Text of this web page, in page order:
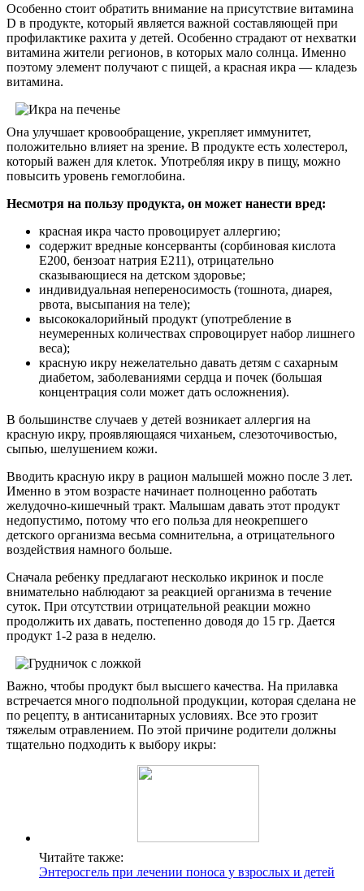
Особенно стоит обратить внимание на присутствие витамина
D в продукте, который является важной составляющей при
профилактике рахита у детей. Особенно страдают от нехватки
витамина жители регионов, в которых мало солнца. Именно
поэтому элемент получают с пищей, а красная икра — кладезь
витамина.
Она улучшает кровообращение, укрепляет иммунитет,
положительно влияет на зрение. В продукте есть холестерол,
который важен для клеток. Употребляя икру в пищу, можно
повысить уровень гемоглобина.
Несмотря на пользу продукта, он может нанести вред:
красная икра часто провоцирует аллергию;
содержит вредные консерванты (сорбиновая кислота
Е200, бензоат натрия Е211), отрицательно
сказывающиеся на детском здоровье;
индивидуальная непереносимость (тошнота, диарея,
рвота, высыпания на теле);
высококалорийный продукт (употребление в
неумеренных количествах спровоцирует набор лишнего
веса);
красную икру нежелательно давать детям с сахарным
диабетом, заболеваниями сердца и почек (большая
концентрация соли может дать осложнения).
В большинстве случаев у детей возникает аллергия на
красную икру, проявляющаяся чиханьем, слезоточивостью,
сыпью, шелушением кожи.
Вводить красную икру в рацион малышей можно после 3 лет.
Именно в этом возрасте начинает полноценно работать
желудочно-кишечный тракт. Малышам давать этот продукт
недопустимо, потому что его польза для неокрепшего
детского организма весьма сомнительна, а отрицательного
воздействия намного больше.
Сначала ребенку предлагают несколько икринок и после
внимательно наблюдают за реакцией организма в течение
суток. При отсутствии отрицательной реакции можно
продолжить их давать, постепенно доводя до 15 гр. Дается
продукт 1-2 раза в неделю.
Важно, чтобы продукт был высшего качества. На прилавка
встречается много подпольной продукции, которая сделана не
по рецепту, в антисанитарных условиях. Все это грозит
тяжелым отравлением. По этой причине родители должны
тщательно подходить к выбору икры:
Читайте также:
Энтеросгель при лечении поноса у взрослых и детей